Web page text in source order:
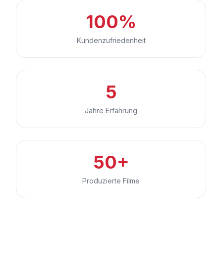
100%
Kundenzufriedenheit
5
Jahre Erfahrung
50+
Produzierte Filme